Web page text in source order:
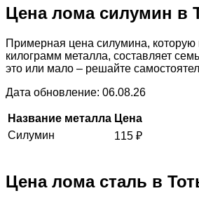
Цена лома силумин в
Примерная цена силумина, которую
килограмм металла, составляет
это или мало – решайте
Дата обновление: 06.08.26
Название металла Цена
Силумин
115 ₽
Цена лома сталь в